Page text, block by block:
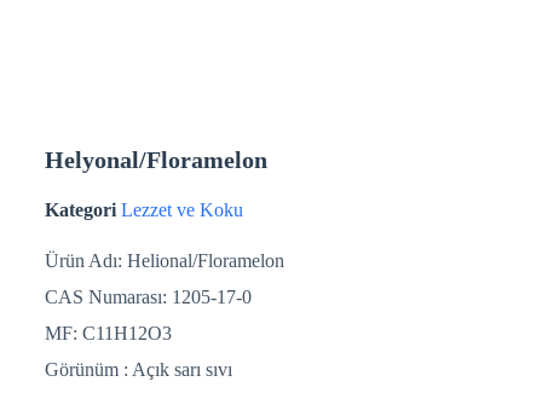
Helyonal/Floramelon
Kategori Lezzet ve Koku
Ürün Adı: Helional/Floramelon
CAS Numarası: 1205-17-0
MF: C11H12O3
Görünüm : Açık sarı sıvı